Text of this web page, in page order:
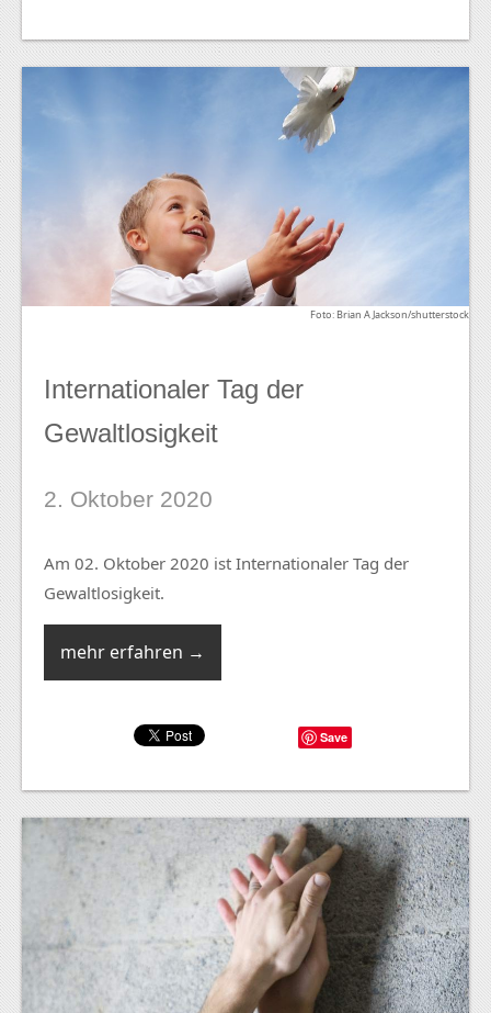
Foto: Brian A Jackson/shutterstock
Internationaler Tag der
Gewaltlosigkeit
2. Oktober 2020
Am 02. Oktober 2020 ist Internationaler Tag der
Gewaltlosigkeit.
mehr erfahren →
Save